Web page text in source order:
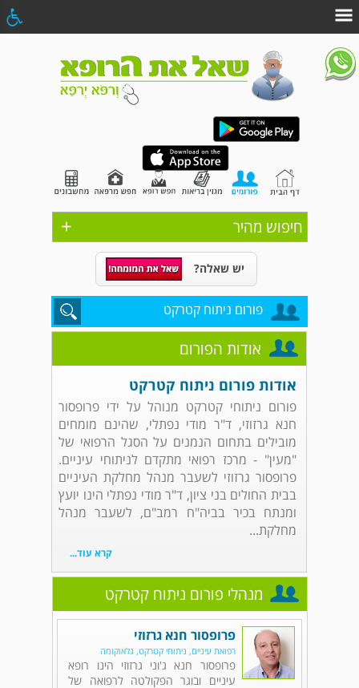
+ חיפוש מהיר
יש שאלה?
פורום ניתוח קטרקט
אודות הפורום
אודות פורום ניתוח קטרקט
פורום ניתוחי קטרקט מנוהל על ידי פרופסור
חנא גרזוזי, ד"ר מודי נפתלי, שהינם מומחים
מובילים בתחום הנמנים על הסגל הרפואי של
"מעין" - מרכז רפואי מתקדם לניתוחי עיניים.
פרופסור גרזוזי לשעבר מנהל מחלקת העיניים
בבית החולים בני ציון, ד"ר מודי נפתלי הינו יועץ
ומנתח בכיר בביה"ח רמב"ם, לשעבר מנהל
מחלקת...
קרא עוד...
מנהלי פורום ניתוח קטרקט
פרופסור חנא גרזוזי
רפואת עיניים, ניתוחי קטרקט, גלאוקומה
פרופסור חנא ג'וני גרזוזי הינו רופא
עיניים ובוגר הפקולטה לרפואה של